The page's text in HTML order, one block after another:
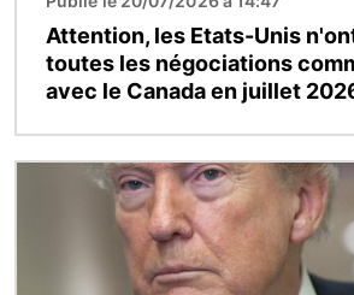
Attention, les Etats-Unis
toutes les négociations
avec le Canada en juillet